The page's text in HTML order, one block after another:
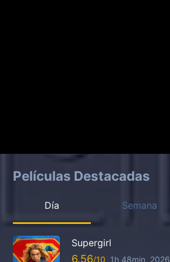
Películas Destacadas
Día Semana
Supergirl
6.56 1h 48min 2026